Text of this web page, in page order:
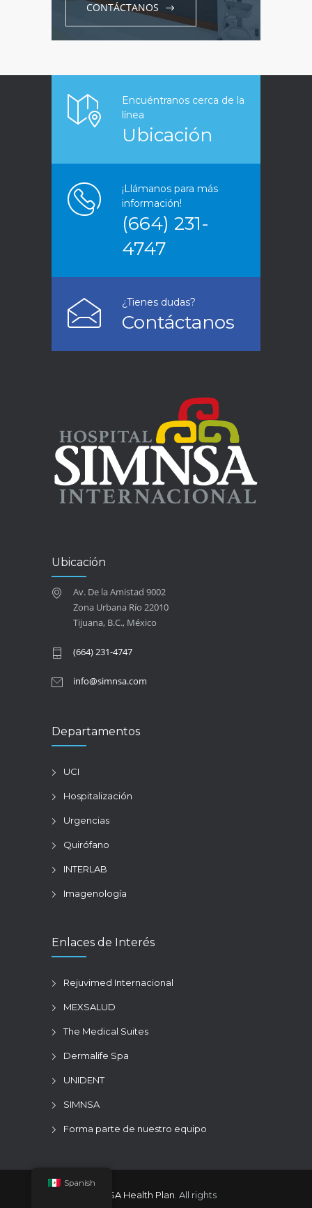
CONTÁCTANOS
Encuéntranos cerca de la
línea
Ubicación
¡Llámanos para más
información!
(664) 231-
4747
¿Tienes dudas?
Contáctanos
Ubicación
Av. De la Amistad 9002
Zona Urbana Río 22010
Tijuana, B.C., México
(664) 231-4747
info@simnsa.com
Departamentos
UCI
Hospitalización
Urgencias
Quirófano
INTERLAB
Imagenología
Enlaces de Interés
Rejuvimed Internacional
MEXSALUD
The Medical Suites
Dermalife Spa
UNIDENT
SIMNSA
Forma parte de nuestro equipo
SIMNSA Health Plan. All rights
Spanish